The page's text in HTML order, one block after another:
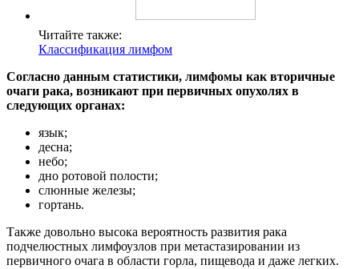
Читайте также:
Классификация лимфом
Согласно данным статистики, лимфомы как вторичные
очаги рака, возникают при первичных опухолях в
следующих органах:
язык;
десна;
небо;
дно ротовой полости;
слюнные железы;
гортань.
Также довольно высока вероятность развития рака
подчелюстных лимфоузлов при метастазировании из
первичного очага в области горла, пищевода и даже легких.